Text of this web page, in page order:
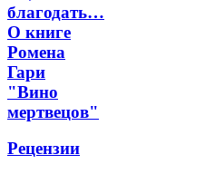
благодать…
О книге
Ромена
Гари
"Вино
мертвецов"
Рецензии